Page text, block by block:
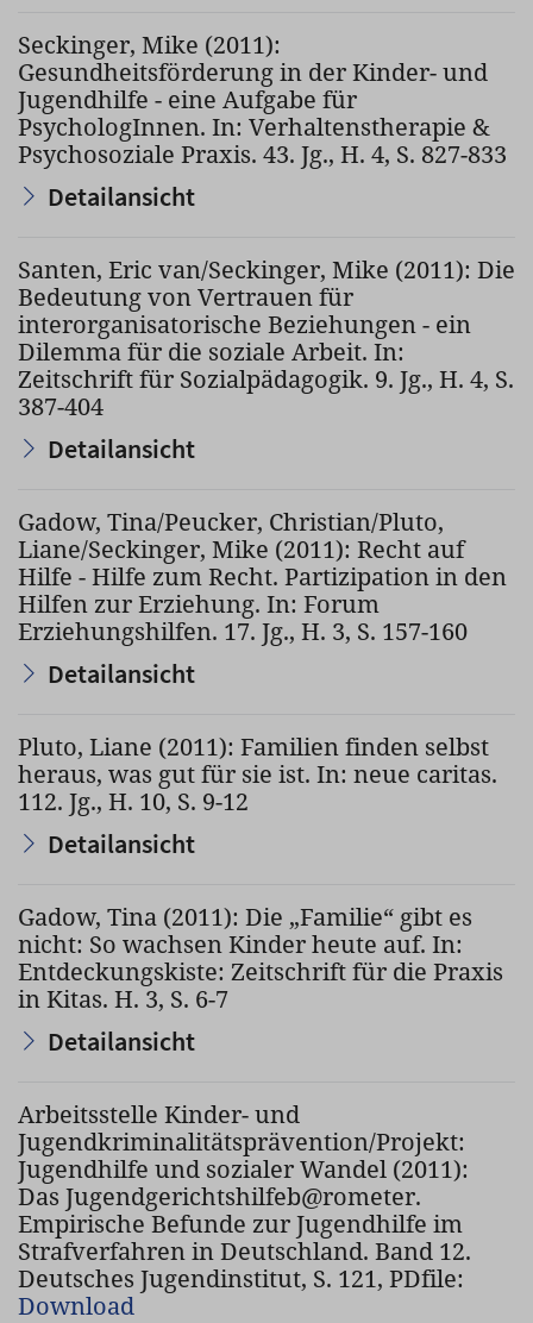
Seckinger, Mike (2011):
Gesundheitsförderung in der Kinder- und
Jugendhilfe - eine Aufgabe für
PsychologInnen. In: Verhaltenstherapie &
Psychosoziale Praxis. 43. Jg., H. 4, S. 827-833
Detailansicht
Santen, Eric van/Seckinger, Mike (2011): Die
Bedeutung von Vertrauen für
interorganisatorische Beziehungen - ein
Dilemma für die soziale Arbeit. In:
Zeitschrift für Sozialpädagogik. 9. Jg., H. 4, S.
387-404
Detailansicht
Gadow, Tina/Peucker, Christian/Pluto,
Liane/Seckinger, Mike (2011): Recht auf
Hilfe - Hilfe zum Recht. Partizipation in den
Hilfen zur Erziehung. In: Forum
Erziehungshilfen. 17. Jg., H. 3, S. 157-160
Detailansicht
Pluto, Liane (2011): Familien finden selbst
heraus, was gut für sie ist. In: neue caritas.
112. Jg., H. 10, S. 9-12
Detailansicht
Gadow, Tina (2011): Die „Familie“ gibt es
nicht: So wachsen Kinder heute auf. In:
Entdeckungskiste: Zeitschrift für die Praxis
in Kitas. H. 3, S. 6-7
Detailansicht
Arbeitsstelle Kinder- und
Jugendkriminalitätsprävention/Projekt:
Jugendhilfe und sozialer Wandel (2011):
Das Jugendgerichtshilfeb@rometer.
Empirische Befunde zur Jugendhilfe im
Strafverfahren in Deutschland. Band 12.
Deutsches Jugendinstitut, S. 121, PDfile:
Download